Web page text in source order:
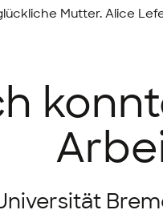
Mutter. Alice